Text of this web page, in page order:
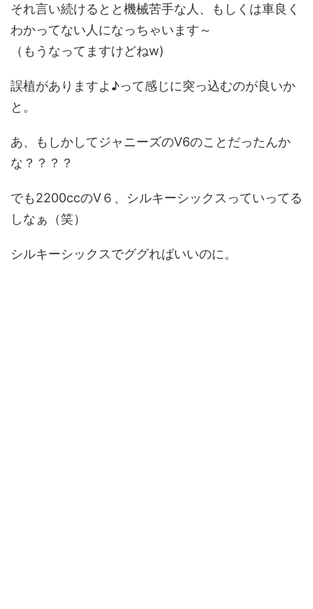
それ言い続けるとと機械苦手な人、もしくは車良く
わかってない人になっちゃいます～
（もうなってますけどねw)
誤植がありますよ♪って感じに突っ込むのが良いか
と。
あ、もしかしてジャニーズのV6のことだったんか
な？？？？
でも2200ccのV６、シルキーシックスっていってる
しなぁ（笑）
シルキーシックスでググればいいのに。